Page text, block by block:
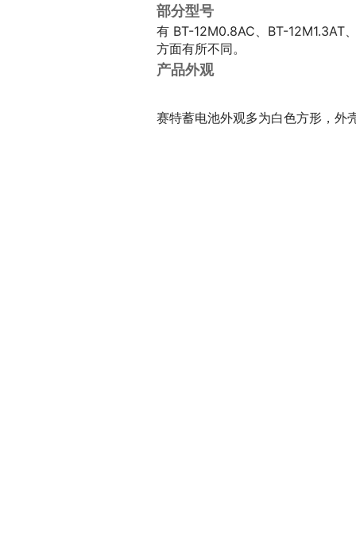
部分型号
有 BT-12M0.8AC、BT-12M1.3AT
方面有所不同。
产品外观
赛特蓄电池外观多为白色方形，外